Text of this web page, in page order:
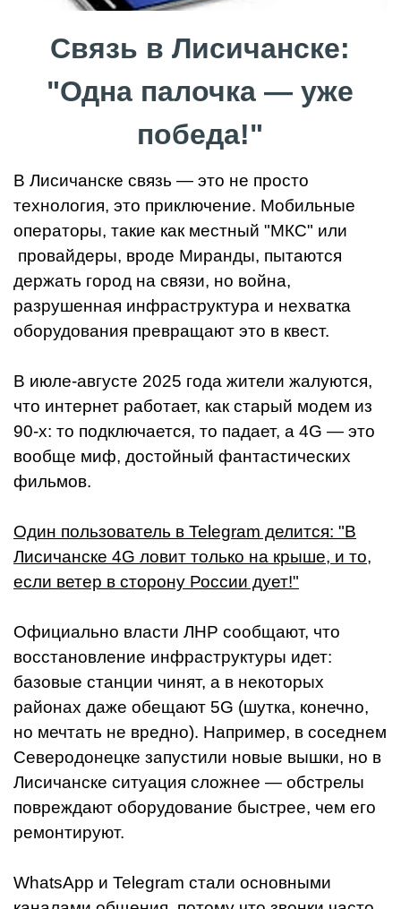
Связь в Лисичанске:
"Одна палочка — уже
победа!"
В Лисичанске связь — это не просто
технология, это приключение. Мобильные
операторы, такие как местный "МКС" или
провайдеры, вроде Миранды, пытаются
держать город на связи, но война,
разрушенная инфраструктура и нехватка
оборудования превращают это в квест.
В июле-августе 2025 года жители жалуются,
что интернет работает, как старый модем из
90-х: то подключается, то падает, а 4G — это
вообще миф, достойный фантастических
фильмов.
Один пользователь в Telegram делится: "В
Лисичанске 4G ловит только на крыше, и то,
если ветер в сторону России дует!"
Официально власти ЛНР сообщают, что
восстановление инфраструктуры идет:
базовые станции чинят, а в некоторых
районах даже обещают 5G (шутка, конечно,
но мечтать не вредно). Например, в соседнем
Северодонецке запустили новые вышки, но в
Лисичанске ситуация сложнее — обстрелы
повреждают оборудование быстрее, чем его
ремонтируют.
WhatsApp и Telegram стали основными